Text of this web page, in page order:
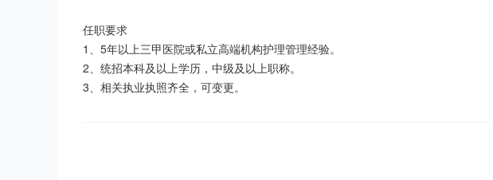
任职要求
1、5年以上三甲医院或私立高端机构护理管理经验。
2、统招本科及以上学历，中级及以上职称。
3、相关执业执照齐全，可变更。